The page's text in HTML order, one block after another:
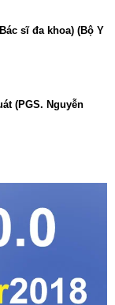
sĩ đa khoa) (Bộ Y
(PGS. Nguyễn